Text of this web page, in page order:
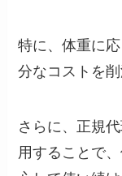
特に、体重に
分なコストを
さらに、正規
用することで